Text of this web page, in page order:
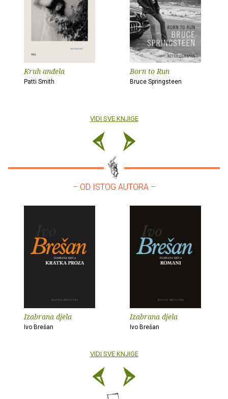
Kruh anđela
Patti Smith
Born to Run
Bruce Springsteen
VIDI SVE KNJIGE
– OD ISTOG AUTORA –
Izabrana djela
Ivo Brešan
Izabrana djela
Ivo Brešan
VIDI SVE KNJIGE